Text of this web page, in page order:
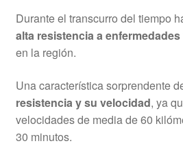
Durante el transcurro del tiempo
alta resistencia a
en la región.
Una característica sorprendente
resistencia y su velocidad, ya
velocidades de media de 60
30 minutos.